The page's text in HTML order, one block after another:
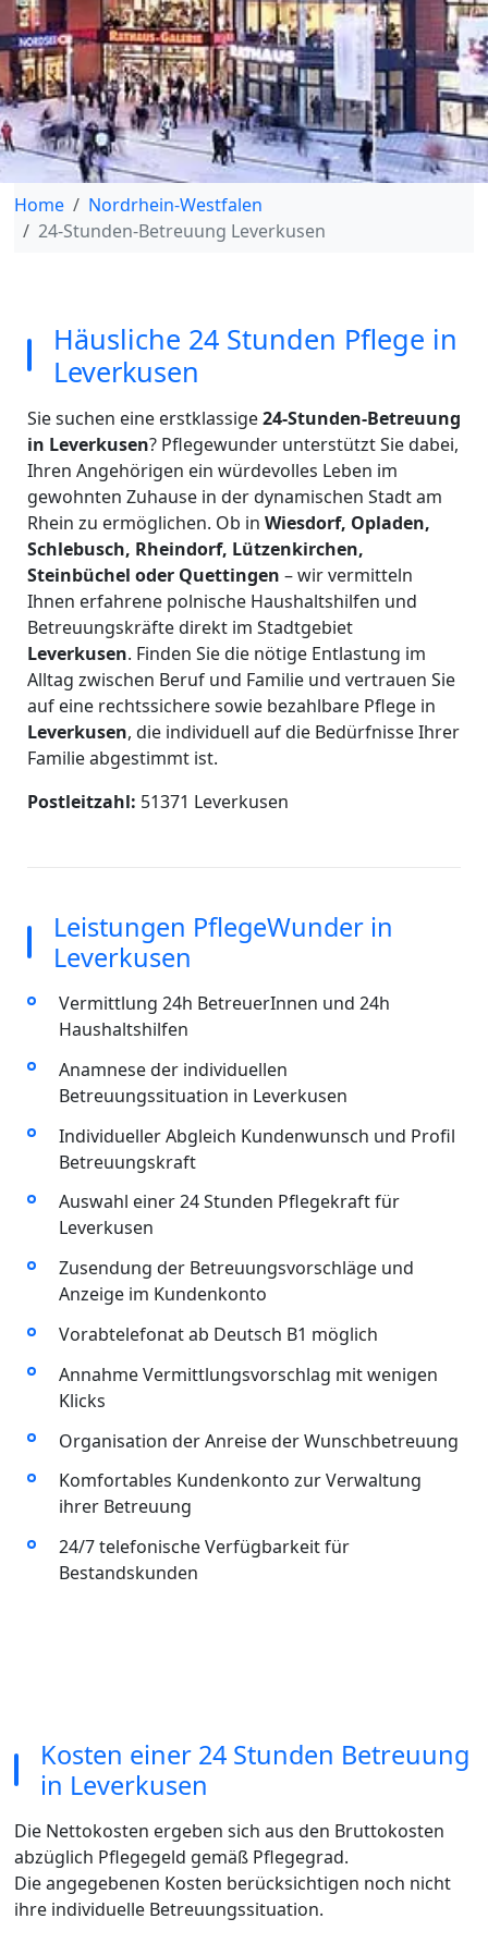
Home
Nordrhein-Westfalen
24-Stunden-Betreuung Leverkusen
Häusliche 24 Stunden Pflege in
Leverkusen
Sie suchen eine erstklassige24-Stunden-Betreuung
in Leverkusen? Pflegewunder unterstützt Sie dabei,
Ihren Angehörigen ein würdevolles Leben im
gewohnten Zuhause in der dynamischen Stadt am
Rhein zu ermöglichen. Ob in Wiesdorf, Opladen,
Schlebusch, Rheindorf, Lützenkirchen,
Steinbüchel oder Quettingen – wir vermitteln
Ihnen erfahrene polnische Haushaltshilfen und
Betreuungskräfte direkt im Stadtgebiet
Leverkusen. Finden Sie die nötige Entlastung im
Alltag zwischen Beruf und Familie und vertrauen Sie
auf eine rechtssichere sowie bezahlbare Pflege in
Leverkusen, die individuell auf die Bedürfnisse Ihrer
Familie abgestimmt ist.
Postleitzahl: 51371 Leverkusen
Leistungen PflegeWunder in
Leverkusen
Vermittlung 24h BetreuerInnen und 24h
Haushaltshilfen
Anamnese der individuellen
Betreuungssituation in Leverkusen
Individueller Abgleich Kundenwunsch und Profil
Betreuungskraft
Auswahl einer 24 Stunden Pflegekraft für
Leverkusen
Zusendung der Betreuungsvorschläge und
Anzeige im Kundenkonto
Vorabtelefonat ab Deutsch B1 möglich
Annahme Vermittlungsvorschlag mit wenigen
Klicks
Organisation der Anreise der Wunschbetreuung
Komfortables Kundenkonto zur Verwaltung
ihrer Betreuung
24/7 telefonische Verfügbarkeit für
Bestandskunden
Kosten einer 24 Stunden Betreuung
in Leverkusen
Die Nettokosten ergeben sich aus den Bruttokosten
abzüglich Pflegegeld gemäß Pflegegrad.
Die angegebenen Kosten berücksichtigen noch nicht
ihre individuelle Betreuungssituation.